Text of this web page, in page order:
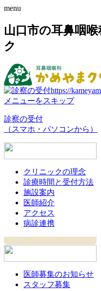
menu
山口市の耳鼻咽
ク
メニューをスキップ
診察の受付
（スマホ・パソコンから）
クリニックの理念
診療時間と受付方法
施設案内
医師紹介
アクセス
病診連携
医師募集のお知らせ
スタッフ募集